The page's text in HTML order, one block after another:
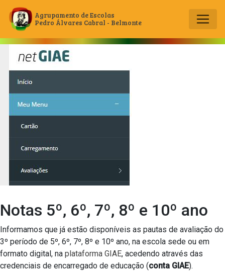
Main Navigation
Agrupamento de Escolas
Pedro Álvares Cabral - Belmonte
Notas 5º, 6º, 7º, 8º e 10º ano
Informamos que já estão disponíveis as pautas de avaliação do
3º período de 5º, 6º, 7º, 8º e 10º ano, na escola sede ou em
formato digital, na plataforma GIAE, acedendo através das
credenciais de encarregado de educação (conta GIAE).